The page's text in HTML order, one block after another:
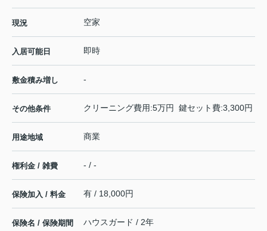
現況 空家
入居可能日 即時
敷金積み増し -
その他条件 クリーニング費用:5万円 鍵セット費:3,300円
用途地域 商業
権利金 / 雑費 - / -
保険加入 / 料金 有 / 18,000円
保険名 / 保険期間 ハウスガード / 2年